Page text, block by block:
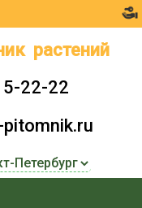
растений
22-22